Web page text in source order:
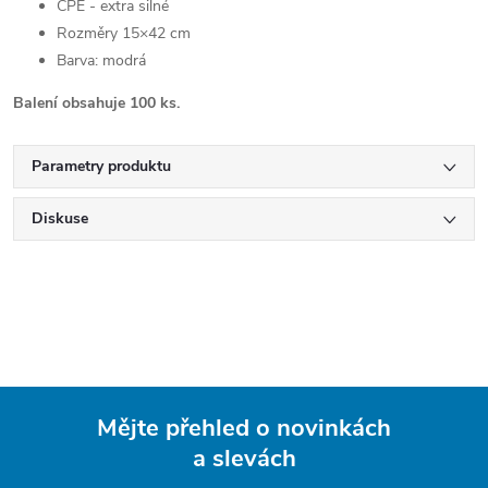
CPE - extra silné
Rozměry 15×42 cm
Barva: modrá
Balení obsahuje 100 ks.
Parametry produktu
Diskuse
Mějte přehled o novinkách
a slevách